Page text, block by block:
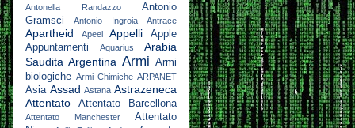
Antonella Randazzo
Antonio
Gramsci
Antonio Ingroia Antrace
Apartheid Apeel Appelli
Apple
Appuntamenti
Aquarius
Arabia
Saudita Argentina Armi Armi
biologiche Armi Chimiche ARPANET
Asia Assad Astana Astrazeneca
Attentato
Attentato Barcellona
Attentato Manchester
Attentato